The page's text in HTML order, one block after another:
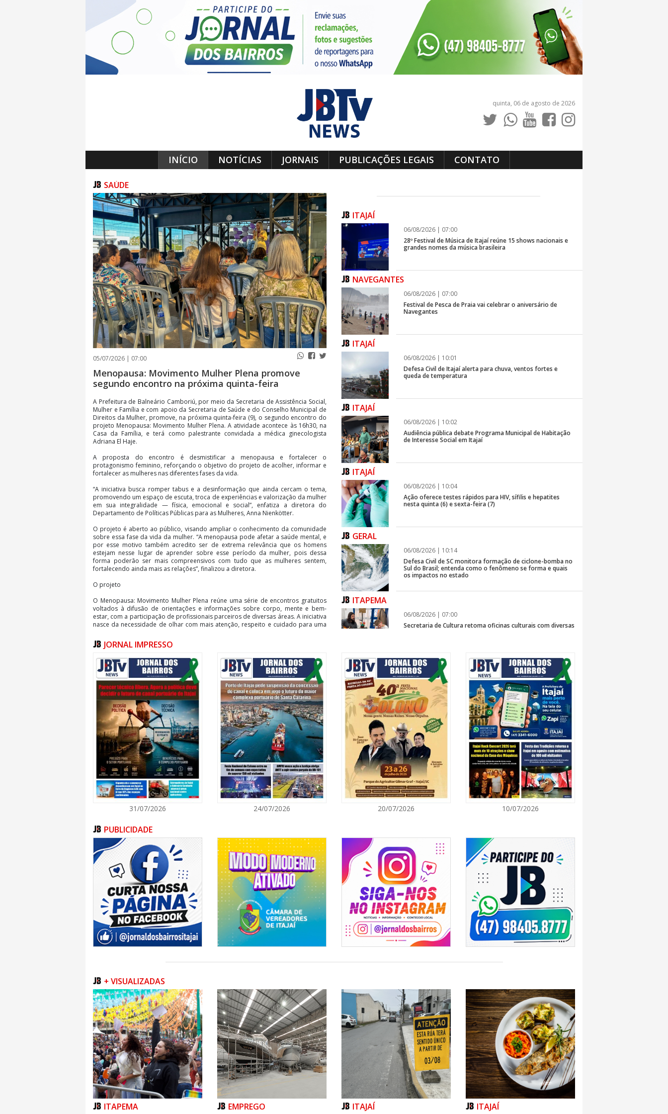
quinta, 06 de agosto de 2026
INÍCIO NOTÍCIAS JORNAIS PUBLICAÇÕES LEGAIS CONTATO
SAÚDE
05/07/2026 | 07:00
Menopausa: Movimento Mulher Plena promove
segundo encontro na próxima quinta-feira
A Prefeitura de Balneário Camboriú, por meio da Secretaria de Assistência Social,
Mulher e Família e com apoio da Secretaria de Saúde e do Conselho Municipal de
Direitos da Mulher, promove, na próxima quinta-feira (9), o segundo encontro do
projeto Menopausa: Movimento Mulher Plena. A atividade acontece às 16h30, na
Casa da Família, e terá como palestrante convidada a médica ginecologista
Adriana El Haje.
A proposta do encontro é desmistificar a menopausa e fortalecer o
protagonismo feminino, reforçando o objetivo do projeto de acolher, informar e
fortalecer as mulheres nas diferentes fases da vida.
“A iniciativa busca romper tabus e a desinformação que ainda cercam o tema,
promovendo um espaço de escuta, troca de experiências e valorização da mulher
em sua integralidade — física, emocional e social”, enfatiza a diretora do
Departamento de Políticas Públicas para as Mulheres, Anna Nienkötter.
O projeto é aberto ao público, visando ampliar o conhecimento da comunidade
sobre essa fase da vida da mulher. “A menopausa pode afetar a saúde mental, e
por esse motivo também acredito ser de extrema relevância que os homens
estejam nesse lugar de aprender sobre esse período da mulher, pois dessa
forma poderão ser mais compreensivos com tudo que as mulheres sentem,
fortalecendo ainda mais as relações”, finalizou a diretora.
O projeto
O Menopausa: Movimento Mulher Plena reúne uma série de encontros gratuitos
voltados à difusão de orientações e informações sobre corpo, mente e bem-
estar, com a participação de profissionais parceiros de diversas áreas. A iniciativa
nasce da necessidade de olhar com mais atenção, respeito e cuidado para uma
fortalecimento feminino.
O projeto foi lançado em 5 de maio, reunindo cerca de 50 participantes na Casa
da Família, com a apresentação da fisiologista do exercício e especialista em
treinos para mulheres na menopausa, Patricia Kuhn. A programação também
deve percorrer outros bairros, visando ampliar o alcance da iniciativa no
município.
A palestrante
Reconhecida por sua atuação na saúde da mulher, Adriana El Haje é especialista
em saúde íntima feminina e menopausa, com mais de 25 anos de experiência. Sua
trajetória é marcada pelo compromisso de levar informação de qualidade,
acolhimento e orientação segura às mulheres, especialmente nas fases de
transição hormonal.
ITAJAÍ
06/08/2026 | 07:00
28º Festival de Música de Itajaí reúne 15 shows nacionais e
grandes nomes da música brasileira
NAVEGANTES
06/08/2026 | 07:00
Festival de Pesca de Praia vai celebrar o aniversário de
Navegantes
ITAJAÍ
06/08/2026 | 10:01
Defesa Civil de Itajaí alerta para chuva, ventos fortes e
queda de temperatura
ITAJAÍ
06/08/2026 | 10:02
Audiência pública debate Programa Municipal de Habitação
de Interesse Social em Itajaí
ITAJAÍ
06/08/2026 | 10:04
Ação oferece testes rápidos para HIV, sífilis e hepatites
nesta quinta (6) e sexta-feira (7)
GERAL
06/08/2026 | 10:14
Defesa Civil de SC monitora formação de ciclone-bomba no
Sul do Brasil; entenda como o fenômeno se forma e quais
os impactos no estado
ITAPEMA
06/08/2026 | 07:00
Secretaria de Cultura retoma oficinas culturais com diversas
BALNEÁRIO CAMBORIÚ
06/08/2026 | 07:00
Inscrições para a exploração da gastronomia do 14º
Acampamento Farroupilha estão abertas
CAMBORIÚ
06/08/2026 | 07:00
Camboriú: exposição de arte transforma o Paço Municipal
em um espaço de cultura
CAMBORIÚ
06/08/2026 | 07:00
PORTO BELO
06/08/2026 | 07:00
Porto Belo abre inscrições para entidades da sociedade civil
participarem da composição do Conselho Municipal da
Habitação
JORNAL IMPRESSO
31/07/2026 24/07/2026 20/07/2026 10/07/2026
PUBLICIDADE
+ VISUALIZADAS
ITAPEMA EMPREGO ITAJAÍ ITAJAÍ